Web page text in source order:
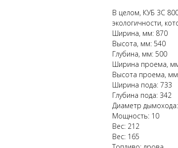
В целом, КУБ 3С
экологичности,
Ширина, мм: 870
Высота, мм: 540
Глубина, мм: 500
Ширина проема,
Высота проема,
Ширина пода: 733
Глубина пода: 342
Диаметр
Мощность: 10
Вес: 212
Вес: 165